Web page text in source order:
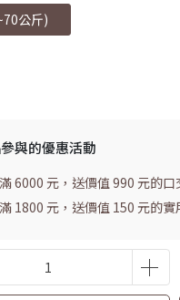
公斤)
與的優惠活動
6000 元，送價值 990 元的
1800 元，送價值 150 元的